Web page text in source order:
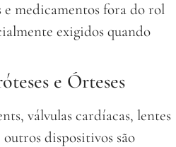
medicamentos fora do rol
exigidos quando
e Órteses
válvulas cardíacas, lentes
dispositivos são